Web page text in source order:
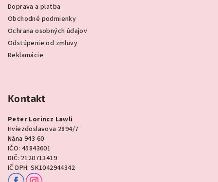
Doprava a platba
Obchodné podmienky
Ochrana osobných údajov
Odstúpenie od zmluvy
Reklamácie
Kontakt
Peter Lorincz Lawli
Hviezdoslavova 2894/7
Nána 943 60
IČO: 45843601
DIČ: 2120713419
IČ DPH: SK1042944342